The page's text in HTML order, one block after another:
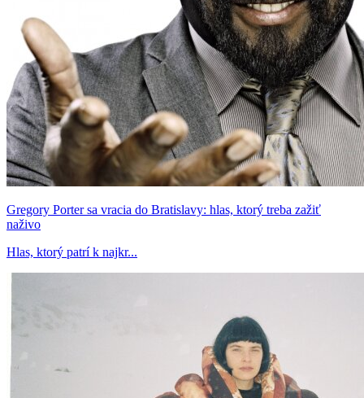
Gregory Porter sa vracia do Bratislavy: hlas, ktorý treba zažiť
naživo
Hlas, ktorý patrí k najkr...